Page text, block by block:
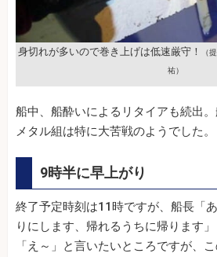
身切れが多いので巻き上げは低速厳守！ （
祐）
船中、船酔いによるリタイアも続出
メタル組は特に大苦戦のようでした。
9時半に早上がり
終了予定時刻は11時ですが、船長「
りにします、帰れるうちに帰ります」
「え～」と言いたいところですが、